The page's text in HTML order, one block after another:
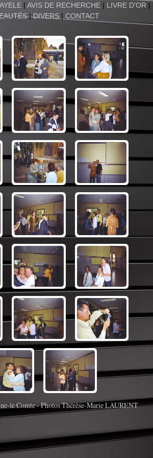
| AVIS DE RECHERCHE| LIVRE D'OR |
|DIVERS| CONTACT
le Comte - Photos Thérèse-Marie LAURENT